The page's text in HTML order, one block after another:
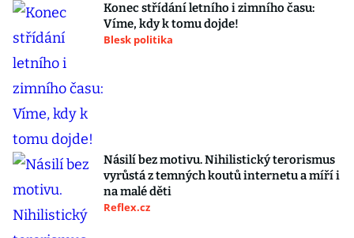
Konec střídání letního i zimního času:
Víme, kdy k tomu dojde!
Blesk politika
Násilí bez motivu. Nihilistický terorismus
vyrůstá z temných koutů internetu a míří i
na malé děti
Reflex.cz